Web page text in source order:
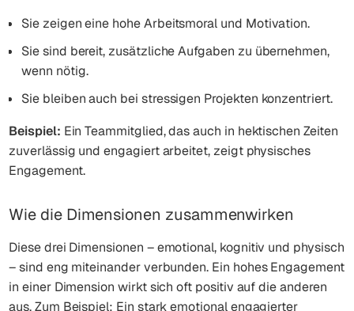
Sie zeigen eine hohe Arbeitsmoral und Motivation.
Sie sind bereit, zusätzliche Aufgaben zu übernehmen,
wenn nötig.
Sie bleiben auch bei stressigen Projekten konzentriert.
Beispiel: Ein Teammitglied, das auch in hektischen Zeiten
zuverlässig und engagiert arbeitet, zeigt physisches
Engagement.
Wie die Dimensionen zusammenwirken
Diese drei Dimensionen – emotional, kognitiv und physisch
– sind eng miteinander verbunden. Ein hohes Engagement
in einer Dimension wirkt sich oft positiv auf die anderen
aus. Zum Beispiel: Ein stark emotional engagierter